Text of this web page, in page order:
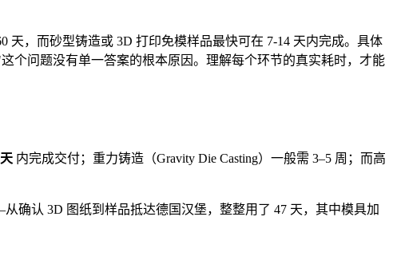
天，而砂型铸造或 3D 打印免模样品最快可在 7-14 天内完成。具体
问题没有单一答案的根本原因。理解每个环节的真实耗时，才能
内完成交付；重力铸造（Gravity Die Casting）一般需 3–5 周；而高
认 3D 图纸到样品抵达德国汉堡，整整用了 47 天，其中模具加